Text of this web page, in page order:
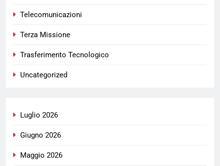
Telecomunicazioni
Terza Missione
Trasferimento Tecnologico
Uncategorized
Luglio 2026
Giugno 2026
Maggio 2026